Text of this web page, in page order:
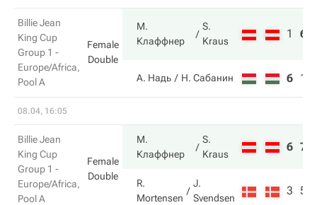
Billie Jean
King Cup
Group 1 -
Europe/Africa,
Pool A
Female
Double
М.
Клаффнер
S.
Kraus
1 6
А. Надь Н. Сабанин 6 1
08.04, 16:05
Billie Jean
King Cup
Group 1 -
Europe/Africa,
Pool A
Female
Double
М.
Клаффнер
S.
Kraus
6 7
R.
Mortensen
J.
Svendsen
3 5